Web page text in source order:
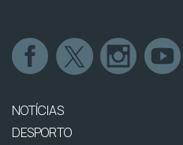
NOTÍCIAS
DESPORTO